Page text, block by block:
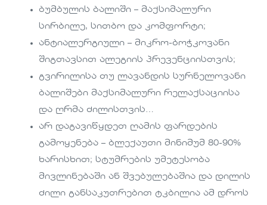
ბუმბულის ბალიში – მაქსიმალური
სირბილე, სითბო და კომფორტი;
ანტიალერგიული – მიკრო-ბოჭკოვანი
შიგთავსით ალეგიის პრევენციისთვის;
გვირილისა თუ ლავანდის სურნელოვანი
ბალიშები მაქსიმალური რელაქსაციისა
და ღრმა ძილისთვის…
არ დაგავიწყდეთ ღამის ფარდების
გამოყენება – ბლექაუთი მინიმუმ 80-90%
ხარისხით; სტუმრების უმეტესობა
მივლინებაში ან შვებულებაშია და დილის
ძილი განსაკუთრებით ტკბილია ამ დროს